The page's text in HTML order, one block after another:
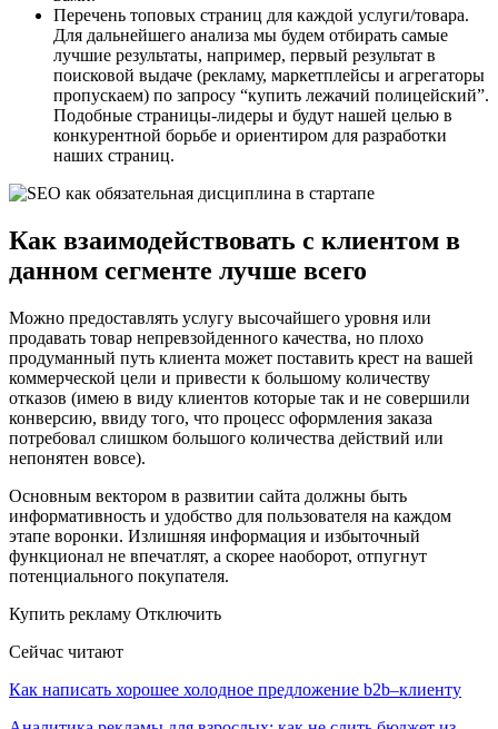
Перечень топовых страниц для каждой услуги/товара.
Для дальнейшего анализа мы будем отбирать самые
лучшие результаты, например, первый результат в
поисковой выдаче (рекламу, маркетплейсы и агрегаторы
пропускаем) по запросу “купить лежачий полицейский”.
Подобные страницы-лидеры и будут нашей целью в
конкурентной борьбе и ориентиром для разработки
наших страниц.
Как взаимодействовать с клиентом в
данном сегменте лучше всего
Можно предоставлять услугу высочайшего уровня или
продавать товар непревзойденного качества, но плохо
продуманный путь клиента может поставить крест на вашей
коммерческой цели и привести к большому количеству
отказов (имею в виду клиентов которые так и не совершили
конверсию, ввиду того, что процесс оформления заказа
потребовал слишком большого количества действий или
непонятен вовсе).
Основным вектором в развитии сайта должны быть
информативность и удобство для пользователя на каждом
этапе воронки. Излишняя информация и избыточный
функционал не впечатлят, а скорее наоборот, отпугнут
потенциального покупателя.
Купить рекламу Отключить
Сейчас читают
Как написать хорошее холодное предложение b2b–клиенту